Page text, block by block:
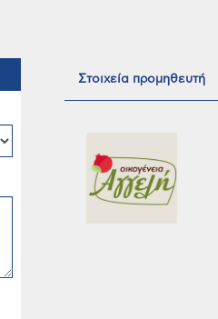
Στοιχεία προμηθευτή